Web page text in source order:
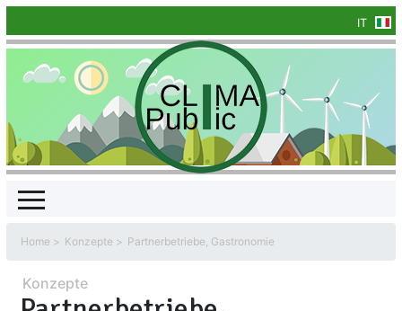
IT
Home Konzepte Partnerbetriebe, Gastronomie
Konzepte